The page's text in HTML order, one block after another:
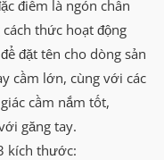
điểm là ngón chân
thức hoạt động
đặt tên cho dòng sản
cầm lớn, cùng với các
cầm nắm tốt,
găng tay.
kích thước: